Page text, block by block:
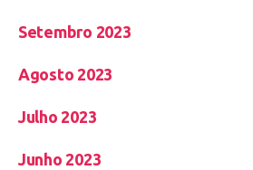
Setembro 2023
Agosto 2023
Julho 2023
Junho 2023